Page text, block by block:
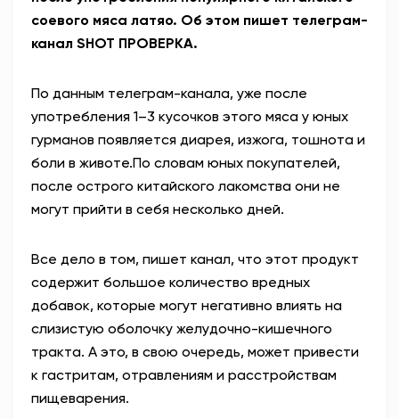
соевого мяса латяо. Об этом пишет телеграм-
канал SHOT ПРОВЕРКА.
По данным телеграм-канала, уже после
употребления 1–3 кусочков этого мяса у юных
гурманов появляется диарея, изжога, тошнота и
боли в животе.По словам юных покупателей,
после острого китайского лакомства они не
могут прийти в себя несколько дней.
Все дело в том, пишет канал, что этот продукт
содержит большое количество вредных
добавок, которые могут негативно влиять на
слизистую оболочку желудочно-кишечного
тракта. А это, в свою очередь, может привести
к гастритам, отравлениям и расстройствам
пищеварения.